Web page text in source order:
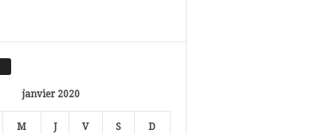
janvier 2020
M J V S D